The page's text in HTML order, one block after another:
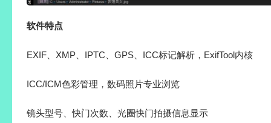
软件特点
EXIF、XMP、IPTC、GPS、ICC标记解析，ExifTool内核
ICC/ICM色彩管理，数码照片专业浏览
镜头型号、快门次数、光圈快门拍摄信息显示